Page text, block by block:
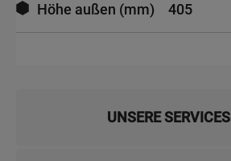
Höhe außen (mm) 405
UNSERE SERVICES